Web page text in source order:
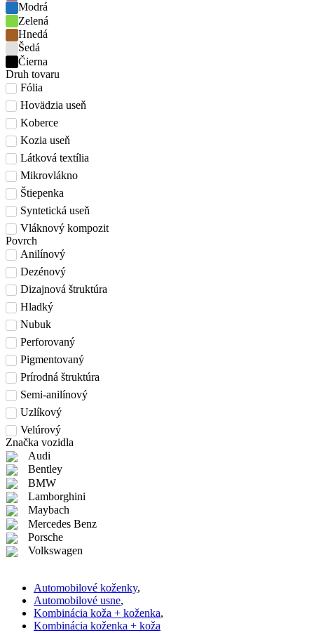
Modrá
Zelená
Hnedá
Šedá
Čierna
Druh tovaru
Fólia
Hovädzia useň
Koberce
Kozia useň
Látková textília
Mikrovlákno
Štiepenka
Syntetická useň
Vláknový kompozit
Povrch
Anilínový
Dezénový
Dizajnová štruktúra
Hladký
Nubuk
Perforovaný
Pigmentovaný
Prírodná štruktúra
Semi-anilínový
Uzlíkový
Velúrový
Značka vozidla
Audi
Bentley
BMW
Lamborghini
Maybach
Mercedes Benz
Porsche
Volkswagen
Automobilové koženky,
Automobilové usne,
Kombinácia koža + koženka,
Kombinácia koženka + koža